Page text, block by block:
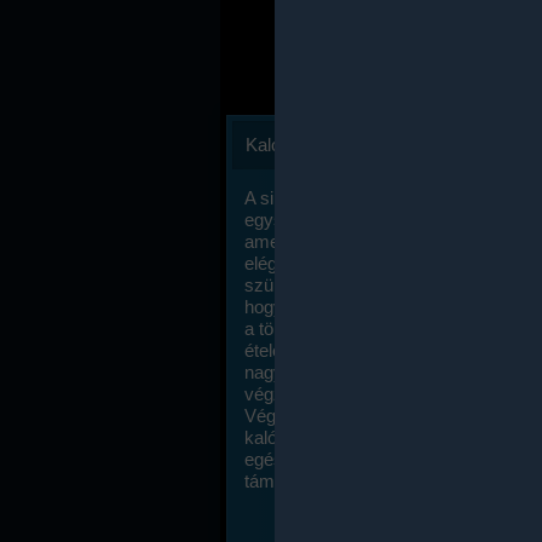
Kalóriaszámlálás
A sikeres fogyás titka valójában igen
egyszerű: égess több energiát, mint
amennyit beviszel. Természetesen
elég nagy fegyelemre és akaraterőre
szükség, de meglepődve fogod
hogy a kalóriaszámolás mennyire
a többi diétához képest. Itt nincsenek
ételek és a megengedett kalóriabevitelt
nagymértékben növelheted ha
végzel.
Végül, de nem utolsó sorban, a
kalóriaszámolás módszerét a legtöbb
egészségügyi szakorvos ajánlja és
támogatja.